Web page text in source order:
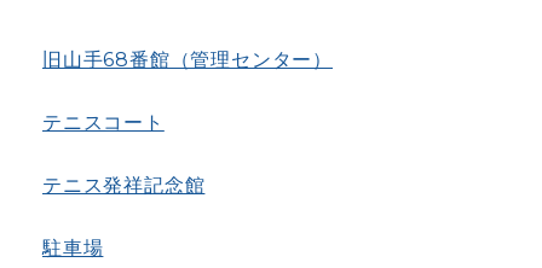
旧山手68番館（管理センター）
テニスコート
テニス発祥記念館
駐車場